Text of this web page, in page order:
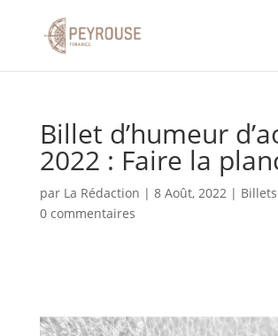
Billet d’humeur
2022 : Faire la
par La Rédaction | 8 Août, 2022|
0 commentaires